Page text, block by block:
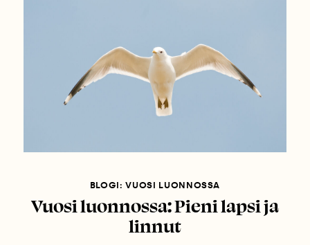
BLOGI: VUOSI LUONNOSSA
Vuosi luonnossa: Pieni lapsi ja
linnut